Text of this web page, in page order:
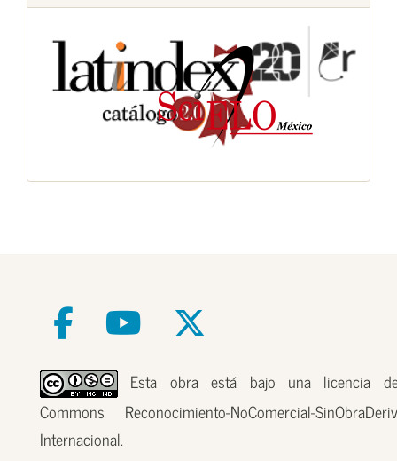
Esta obra está bajo una licencia
Commons Reconocimiento-NoComercial-
Internacional.